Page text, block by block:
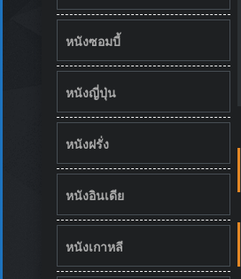
หนังซอมบี้
หนังญี่ปุ่น
หนังฝรั่ง
หนังอินเดีย
หนังเกาหลี